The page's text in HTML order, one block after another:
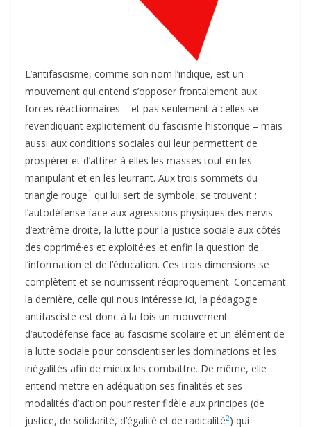
L’antifascisme, comme son nom l’indique, est un
mouvement qui entend s’opposer frontalement aux
forces réactionnaires – et pas seulement à celles se
revendiquant explicitement du fascisme historique – mais
aussi aux conditions sociales qui leur permettent de
prospérer et d’attirer à elles les masses tout en les
manipulant et en les leurrant. Aux trois sommets du
triangle rouge1 qui lui sert de symbole, se trouvent :
l’autodéfense face aux agressions physiques des nervis
d’extrême droite, la lutte pour la justice sociale aux côtés
des opprimé·es et exploité·es et enfin la question de
l’information et de l’éducation. Ces trois dimensions se
complètent et se nourrissent réciproquement. Concernant
la dernière, celle qui nous intéresse ici, la pédagogie
antifasciste est donc à la fois un mouvement
d’autodéfense face au fascisme scolaire et un élément de
la lutte sociale pour conscientiser les dominations et les
inégalités afin de mieux les combattre. De même, elle
entend mettre en adéquation ses finalités et ses
modalités d’action pour rester fidèle aux principes (de
justice, de solidarité, d’égalité et de radicalité2) qui